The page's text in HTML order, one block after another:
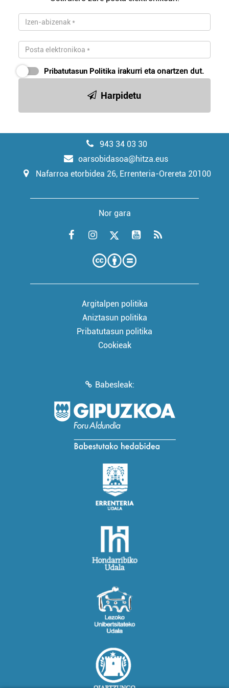
Pribatutasun Politika irakurri eta onartzen dut.
Harpidetu
943 34 03 30
oarsobidasoa@hitza.eus
Nafarroa etorbidea 26, Errenteria-Orereta 20100
Nor gara
Argitalpen politika
Aniztasun politika
Pribatutasun politika
Cookieak
Babesleak: